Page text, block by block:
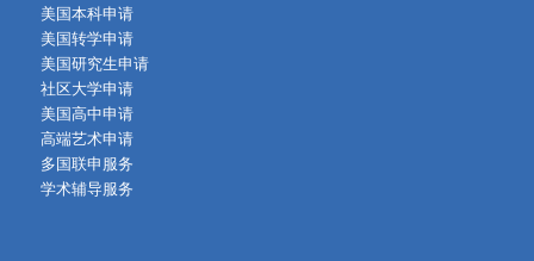
美国本科申请
美国转学申请
美国研究生申请
社区大学申请
美国高中申请
高端艺术申请
多国联申服务
学术辅导服务